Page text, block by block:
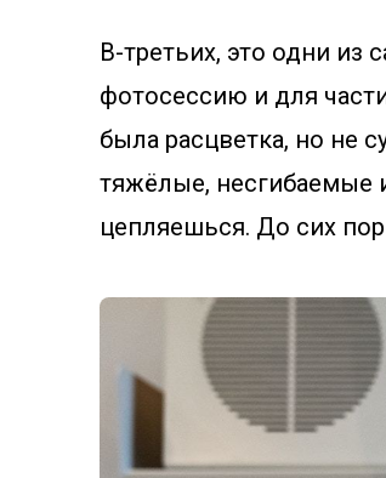
В-третьих, это одни из
фотосессию и для
была расцветка, но не
тяжёлые, несгибаемые
цепляешься. До сих